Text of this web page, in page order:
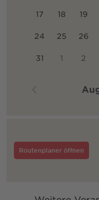
17 18 19
24 25 26
31 1 2
Routenplaner öffnen